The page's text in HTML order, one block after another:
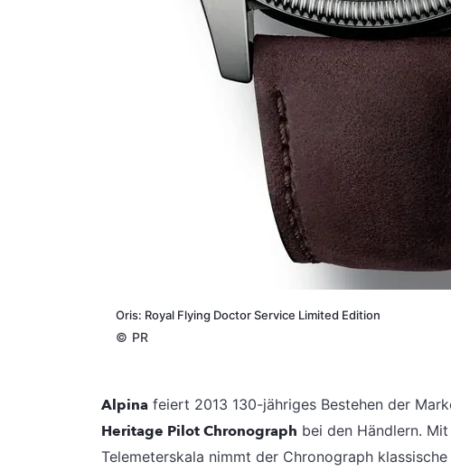
Oris: Royal Flying Doctor Service Limited Edition
© PR
Alpina feiert 2013 130-jähriges Bestehen der
Heritage Pilot Chronograph bei den Händlern.
Telemeterskala nimmt der Chronograph